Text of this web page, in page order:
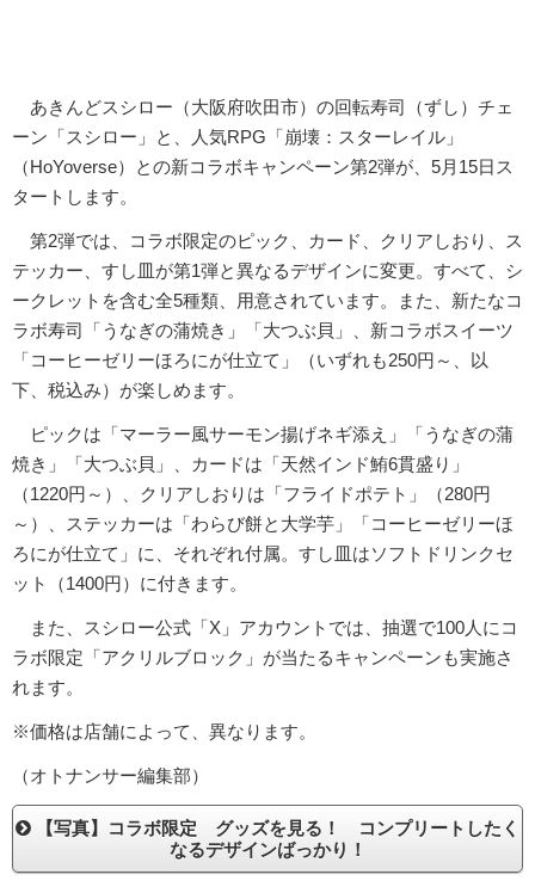
あきんどスシロー（大阪府吹田市）の回転寿司（ずし）チェ
ーン「スシロー」と、人気RPG「崩壊：スターレイル」
（HoYoverse）との新コラボキャンペーン第2弾が、5月15日ス
タートします。
第2弾では、コラボ限定のピック、カード、クリアしおり、ス
テッカー、すし皿が第1弾と異なるデザインに変更。すべて、シ
ークレットを含む全5種類、用意されています。また、新たなコ
ラボ寿司「うなぎの蒲焼き」「大つぶ貝」、新コラボスイーツ
「コーヒーゼリーほろにが仕立て」（いずれも250円～、以
下、税込み）が楽しめます。
ピックは「マーラー風サーモン揚げネギ添え」「うなぎの蒲
焼き」「大つぶ貝」、カードは「天然インド鮪6貫盛り」
（1220円～）、クリアしおりは「フライドポテト」（280円
～）、ステッカーは「わらび餅と大学芋」「コーヒーゼリーほ
ろにが仕立て」に、それぞれ付属。すし皿はソフトドリンクセ
ット（1400円）に付きます。
また、スシロー公式「X」アカウントでは、抽選で100人にコ
ラボ限定「アクリルブロック」が当たるキャンペーンも実施さ
れます。
※価格は店舗によって、異なります。
（オトナンサー編集部）
【写真】コラボ限定 グッズを見る！ コンプリートしたく
なるデザインばっかり！